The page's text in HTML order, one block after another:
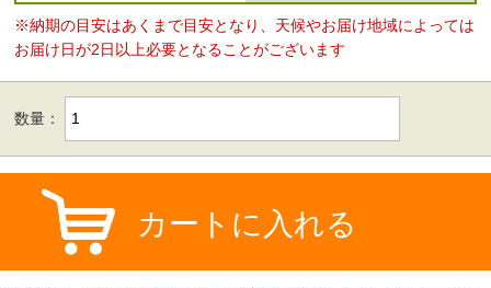
※納期の目安はあくまで目安となり、天候やお届け地域によっては
お届け日が2日以上必要となることがございます
数量：
カートに入れる